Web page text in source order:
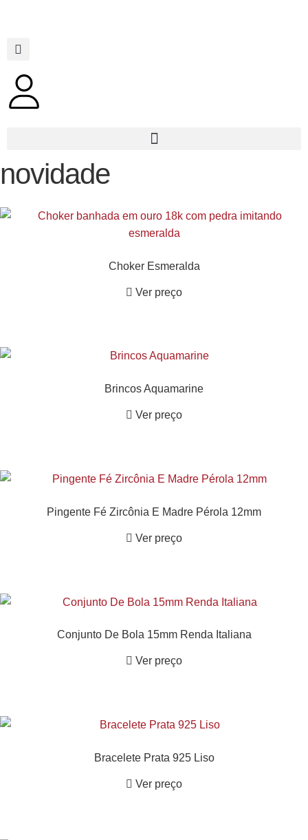
novidade
Choker Esmeralda
Ver preço
Brincos Aquamarine
Ver preço
Pingente Fé Zircônia E Madre Pérola 12mm
Ver preço
Conjunto De Bola 15mm Renda Italiana
Ver preço
Bracelete Prata 925 Liso
Ver preço